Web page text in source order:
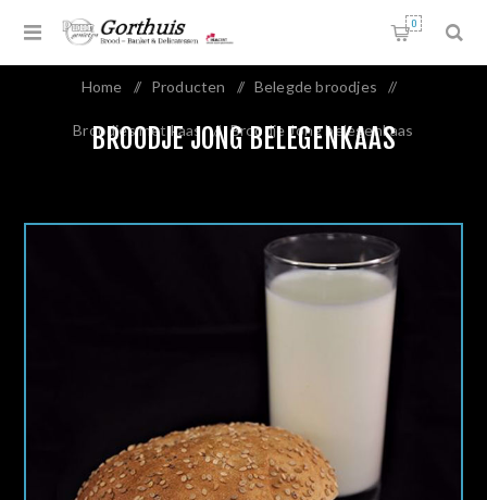
0
Home / Producten / Belegde broodjes /
Broodjes met kaas / Broodje Jong belegenkaas
BROODJE JONG BELEGENKAAS